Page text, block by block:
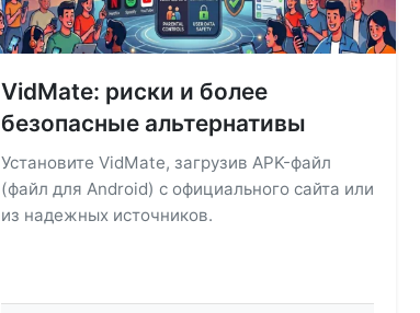
VidMate: риски и более
безопасные альтернативы
Установите VidMate, загрузив APK-файл
(файл для Android) с официального сайта или
из надежных источников.